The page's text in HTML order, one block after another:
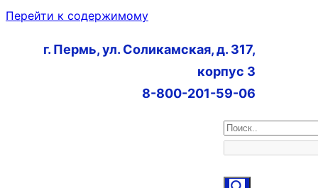
Перейти к содержимому
г. Пермь, ул. Соликамская, д. 317,
корпус 3
8-800-201-59-06